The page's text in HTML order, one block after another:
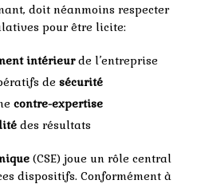
doit néanmoins respecter
pour être licite:
intérieurde l’entreprise
de sécurité
contre-expertise
des résultats
(CSE) joue un rôle central
dispositifs. Conformément à